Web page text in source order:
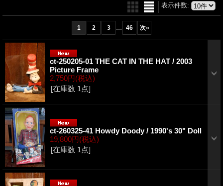
表示件数:
1 2 3 ... 46 次»
ct-250205-01 THE CAT IN THE HAT / 2003
Picture Frame
2,750円(税込)
[在庫数 1点]
ct-260325-41 Howdy Doody / 1990's 30" Doll
19,800円(税込)
[在庫数 1点]